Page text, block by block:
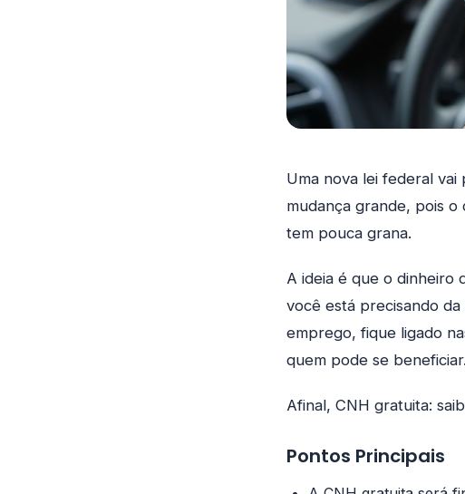
Uma nova lei federal
mudança grande, pois
tem pouca grana.
A ideia é que o dinheiro
você está precisando
emprego, fique ligado
quem pode se beneficiar.
Afinal, CNH gratuita:
Pontos Principais